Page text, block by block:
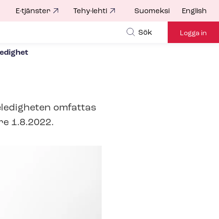
E-tjänster Tehy-lehti Suomeksi English
Sök Logga in
omfattas
1.8.2022.